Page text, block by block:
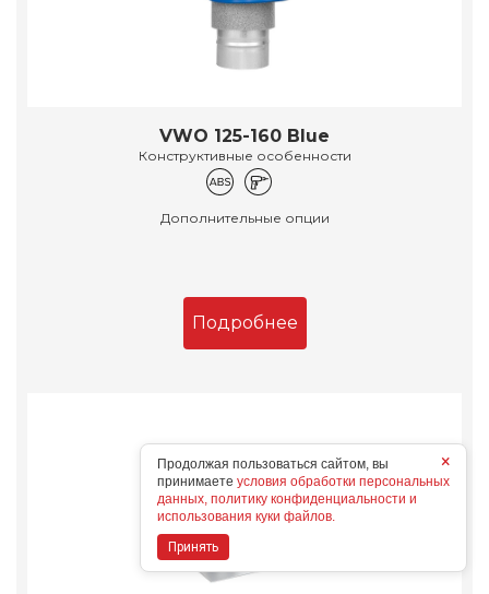
VWO 125-160 Blue
Конструктивные особенности
Дополнительные опции
Подробнее
×
Продолжая пользоваться сайтом, вы
принимаете условия обработки персональных
данных, политику конфиденциальности и
использования куки файлов.
Принять